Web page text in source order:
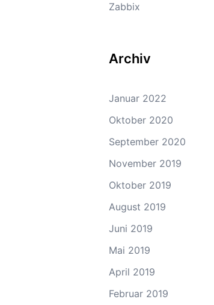
Zabbix
Archiv
Januar 2022
Oktober 2020
September 2020
November 2019
Oktober 2019
August 2019
Juni 2019
Mai 2019
April 2019
Februar 2019